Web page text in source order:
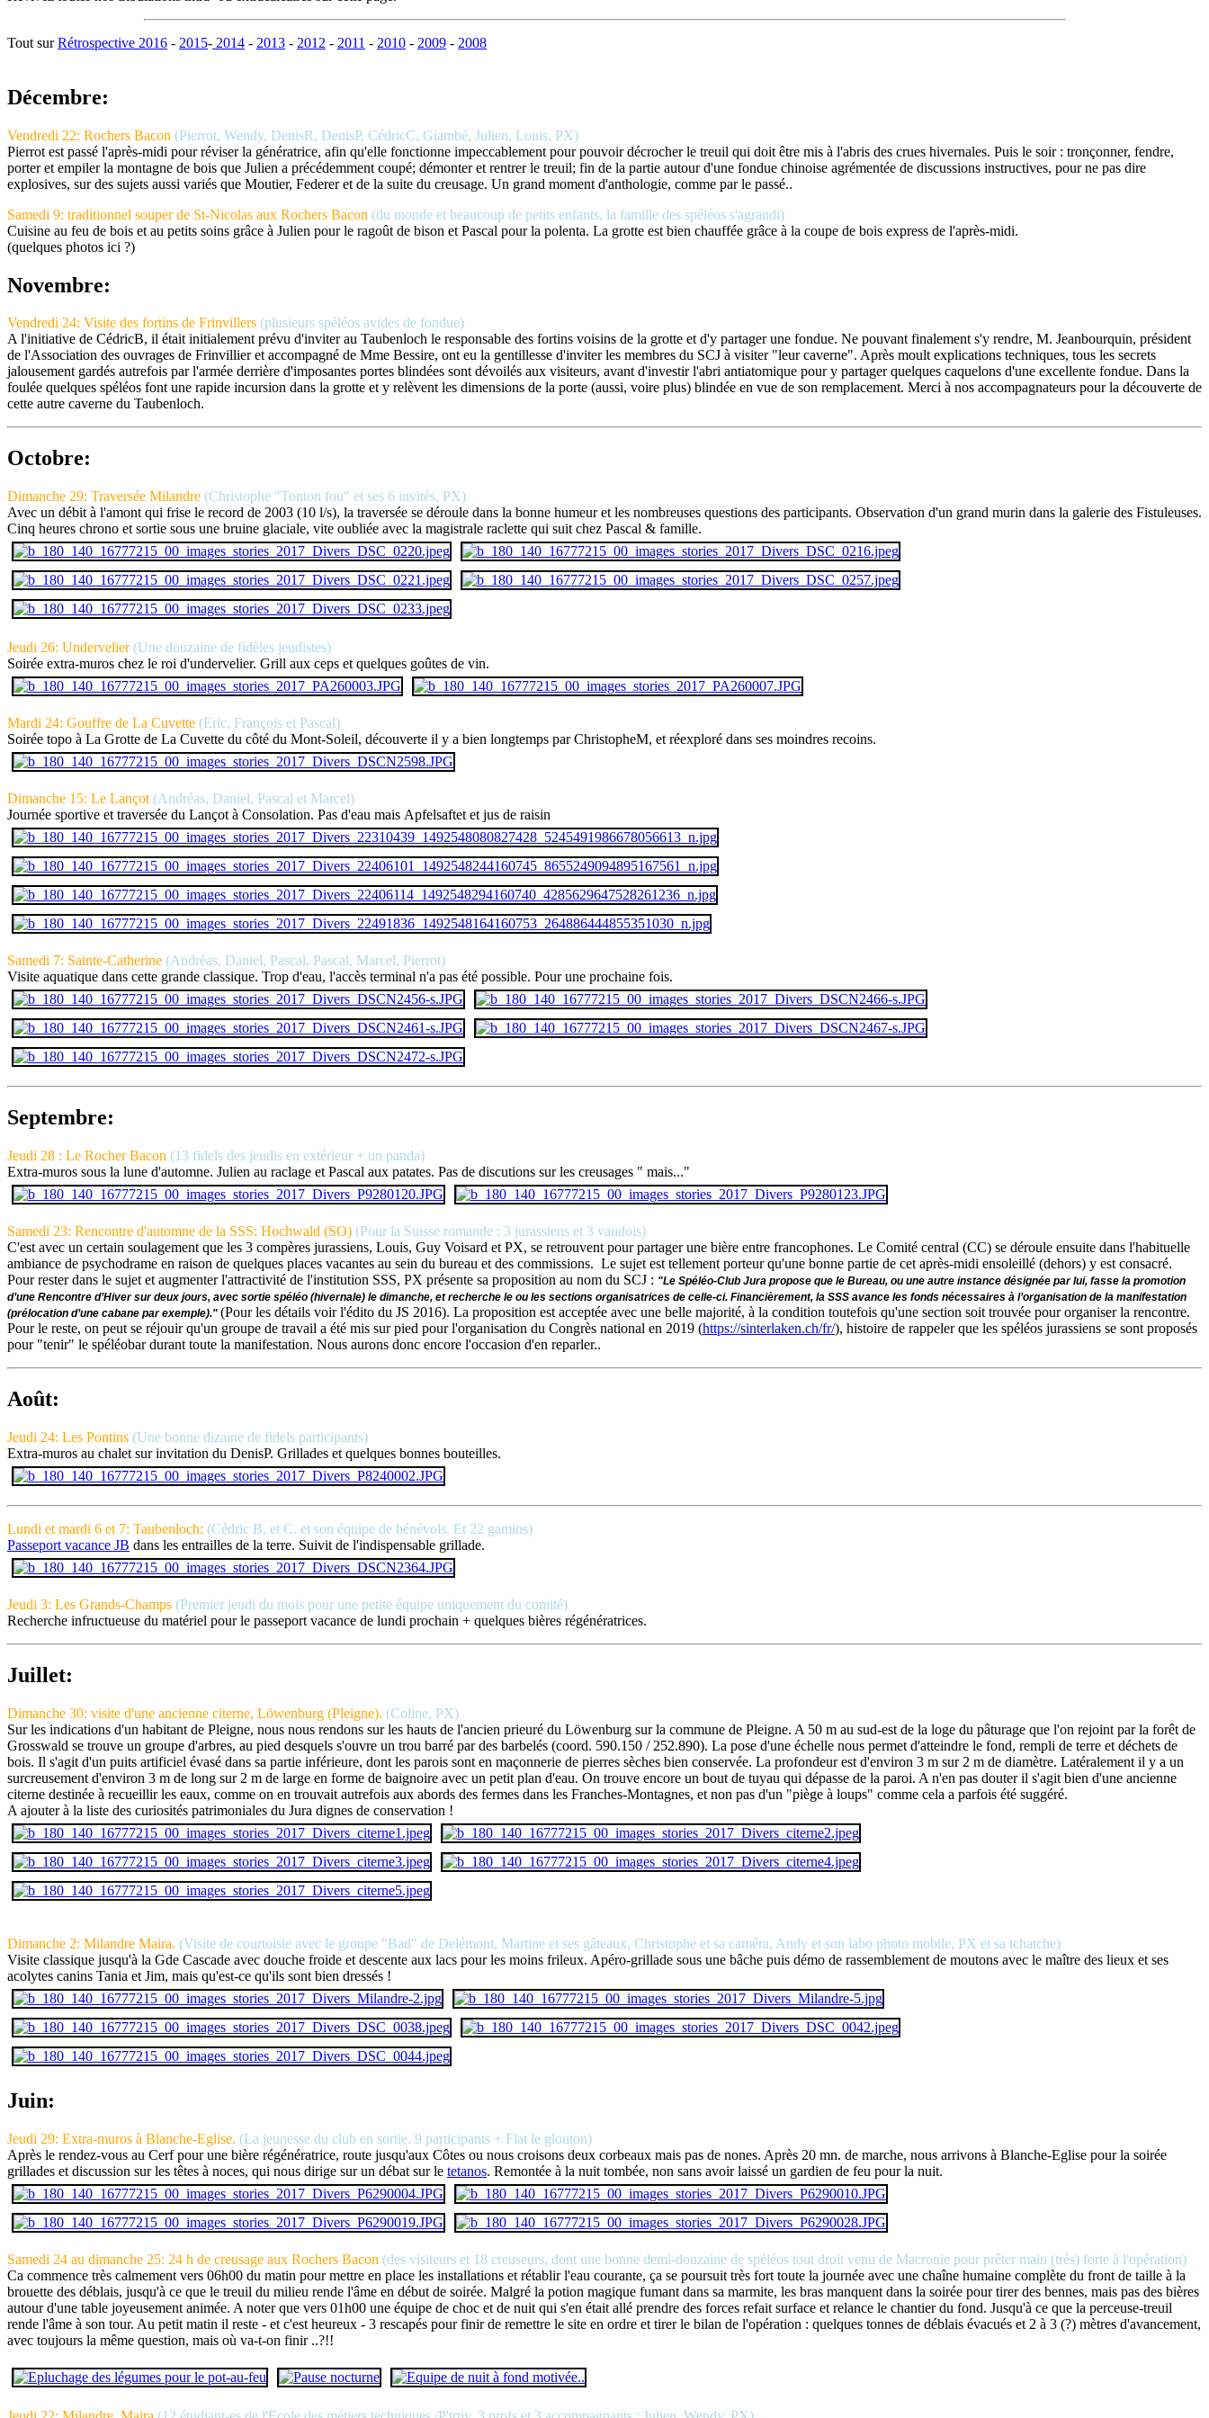
Tout surRétrospective 2016 - 2015- 2014 - 2013 - 2012 - 2011 - 2010 - 2009 - 2008
Décembre:
Vendredi 22: Rochers Bacon (Pierrot, Wendy, DenisR, DenisP, CédricC, Giambé, Julien, Louis, PX)
Pierrot est passé l'après-midi pour réviser la génératrice, afin qu'elle fonctionne impeccablement pour pouvoir décrocher le treuil qui doit être mis à l'abris des crues hivernales. Puis le soir : tronçonner, fendre,
porter et empiler la montagne de bois que Julien a précédemment coupé; démonter et rentrer le treuil; fin de la partie autour d'une fondue chinoise agrémentée de discussions instructives, pour ne pas dire
explosives, sur des sujets aussi variés que Moutier, Federer et de la suite du creusage. Un grand moment d'anthologie, comme par le passé..
Samedi 9: traditionnel souper de St-Nicolas aux Rochers Bacon (du monde et beaucoup de petits enfants, la famille des spéléos s'agrandi)
Cuisine au feu de bois et au petits soins grâce à Julien pour le ragoût de bison et Pascal pour la polenta. La grotte est bien chauffée grâce à la coupe de bois express de l'après-midi.
(quelques photos ici ?)
Novembre:
Vendredi 24: Visite des fortins de Frinvillers (plusieurs spéléos avides de fondue)
A l'initiative de CédricB, il était initialement prévu d'inviter au Taubenloch le responsable des fortins voisins de la grotte et d'y partager une fondue. Ne pouvant finalement s'y rendre, M. Jeanbourquin, président
de l'Association des ouvrages de Frinvillier et accompagné de Mme Bessire, ont eu la gentillesse d'inviter les membres du SCJ à visiter "leur caverne". Après moult explications techniques, tous les secrets
jalousement gardés autrefois par l'armée derrière d'imposantes portes blindées sont dévoilés aux visiteurs, avant d'investir l'abri antiatomique pour y partager quelques caquelons d'une excellente fondue. Dans la
foulée quelques spéléos font une rapide incursion dans la grotte et y relèvent les dimensions de la porte (aussi, voire plus) blindée en vue de son remplacement. Merci à nos accompagnateurs pour la découverte de
cette autre caverne du Taubenloch.
Octobre:
Dimanche 29: Traversée Milandre (Christophe "Tonton fou" et ses 6 invités, PX)
Avec un débit à l'amont qui frise le record de 2003 (10 l/s), la traversée se déroule dans la bonne humeur et les nombreuses questions des participants. Observation d'un grand murin dans la galerie des Fistuleuses.
Cinq heures chrono et sortie sous une bruine glaciale, vite oubliée avec la magistrale raclette qui suit chez Pascal & famille.
Jeudi 26: Undervelier(Une douzaine de fidèles jeudistes)
Soirée extra-muros chez le roi d'undervelier. Grill aux ceps et quelques goûtes de vin.
Mardi 24: Gouffre de La Cuvette (Eric, François et Pascal)
Soirée topo à La Grotte de La Cuvette du côté du Mont-Soleil, découverte il y a bien longtemps par ChristopheM, et réexploré dans ses moindres recoins.
Dimanche 15: Le Lançot (Andréas, Daniel, Pascal et Marcel)
Journée sportive et traversée du Lançot à Consolation. Pas d'eau mais Apfelsaftet et jus de raisin
Samedi 7: Sainte-Catherine (Andréas, Daniel, Pascal, Pascal, Marcel, Pierrot)
Visite aquatique dans cette grande classique. Trop d'eau, l'accès terminal n'a pas été possible. Pour une prochaine fois.
Septembre:
Jeudi 28 : Le Rocher Bacon (13 fidels des jeudis en extérieur + un panda)
Extra-muros sous la lune d'automne. Julien au raclage et Pascal aux patates. Pas de discutions sur les creusages " mais..."
Samedi 23: Rencontre d'automne de la SSS: Hochwald (SO) (Pour la Suisse romande : 3 jurassiens et 3 vaudois)
C'est avec un certain soulagement que les 3 compères jurassiens, Louis, Guy Voisard et PX, se retrouvent pour partager une bière entre francophones. Le Comité central (CC) se déroule ensuite dans l'habituelle
ambiance de psychodrame en raison de quelques places vacantes au sein du bureau et des commissions. Le sujet est tellement porteur qu'une bonne partie de cet après-midi ensoleillé (dehors) y est consacré.
Pour rester dans le sujet et augmenter l'attractivité de l'institution SSS, PX présente sa proposition au nom du SCJ : "Le Spéléo-Club Jura propose que le Bureau, ou une autre instance désignée par lui, fasse la promotion
d’une Rencontre d’Hiver sur deux jours, avec sortie spéléo (hivernale) le dimanche, et recherche le ou les sections organisatrices de celle-ci. Financièrement, la SSS avance les fonds nécessaires à l’organisation de la manifestation
(prélocation d’une cabane par exemple)." (Pour les détails voir l'édito du JS 2016). La proposition est acceptée avec une belle majorité, à la condition toutefois qu'une section soit trouvée pour organiser la rencontre.
Pour le reste, on peut se réjouir qu'un groupe de travail a été mis sur pied pour l'organisation du Congrès national en 2019 (https://sinterlaken.ch/fr/), histoire de rappeler que les spéléos jurassiens se sont proposés
pour "tenir" le spéléobar durant toute la manifestation. Nous aurons donc encore l'occasion d'en reparler..
Août:
Jeudi 24: Les Pontins (Une bonne dizaine de fidels participants)
Extra-muros au chalet sur invitation du DenisP. Grillades et quelques bonnes bouteilles.
Lundi et mardi 6 et 7: Taubenloch: (Cédric B. et C. et son équipe de bénévols. Et 22 gamins)
Passeport vacance JB dans les entrailles de la terre. Suivit de l'indispensable grillade.
Jeudi 3: Les Grands-Champs (Premier jeudi du mois pour une petite équipe uniquement du comité)
Recherche infructueuse du matériel pour le passeport vacance de lundi prochain + quelques bières régénératrices.
Juillet:
Dimanche 30: visite d'une ancienne citerne, Löwenburg (Pleigne). (Coline, PX)
Sur les indications d'un habitant de Pleigne, nous nous rendons sur les hauts de l'ancien prieuré du Löwenburg sur la commune de Pleigne. A 50 m au sud-est de la loge du pâturage que l'on rejoint par la forêt de
Grosswald se trouve un groupe d'arbres, au pied desquels s'ouvre un trou barré par des barbelés (coord. 590.150 / 252.890). La pose d'une échelle nous permet d'atteindre le fond, rempli de terre et déchets de
bois. Il s'agit d'un puits artificiel évasé dans sa partie inférieure, dont les parois sont en maçonnerie de pierres sèches bien conservée. La profondeur est d'environ 3 m sur 2 m de diamètre. Latéralement il y a un
surcreusement d'environ 3 m de long sur 2 m de large en forme de baignoire avec un petit plan d'eau. On trouve encore un bout de tuyau qui dépasse de la paroi. A n'en pas douter il s'agit bien d'une ancienne
citerne destinée à recueillir les eaux, comme on en trouvait autrefois aux abords des fermes dans les Franches-Montagnes, et non pas d'un "piège à loups" comme cela a parfois été suggéré.
A ajouter à la liste des curiosités patrimoniales du Jura dignes de conservation !
Dimanche 2: Milandre Maira. (Visite de courtoisie avec le groupe "Bad" de Delémont, Martine et ses gâteaux, Christophe et sa caméra, Andy et son labo photo mobile, PX et sa tchatche)
Visite classique jusqu'à la Gde Cascade avec douche froide et descente aux lacs pour les moins frileux. Apéro-grillade sous une bâche puis démo de rassemblement de moutons avec le maître des lieux et ses
acolytes canins Tania et Jim, mais qu'est-ce qu'ils sont bien dressés !
Juin:
Jeudi 29: Extra-muros à Blanche-Eglise. (La jeunesse du club en sortie. 9 participants + Flat le glouton)
Après le rendez-vous au Cerf pour une bière régénératrice, route jusqu'aux Côtes ou nous croisons deux corbeaux mais pas de nones. Après 20 mn. de marche, nous arrivons à Blanche-Eglise pour la soirée
grillades et discussion sur les têtes à noces, qui nous dirige sur un débat sur le tetanos. Remontée à la nuit tombée, non sans avoir laissé un gardien de feu pour la nuit.
Samedi 24 au dimanche 25: 24 h de creusage aux Rochers Bacon (des visiteurs et 18 creuseurs, dont une bonne demi-douzaine de spéléos tout droit venu de Macronie pour prêter main (très) forte à l'opération)
Ca commence très calmement vers 06h00 du matin pour mettre en place les installations et rétablir l'eau courante, ça se poursuit très fort toute la journée avec une chaîne humaine complète du front de taille à la
brouette des déblais, jusqu'à ce que le treuil du milieu rende l'âme en début de soirée. Malgré la potion magique fumant dans sa marmite, les bras manquent dans la soirée pour tirer des bennes, mais pas des bières
autour d'une table joyeusement animée. A noter que vers 01h00 une équipe de choc et de nuit qui s'en était allé prendre des forces refait surface et relance le chantier du fond. Jusqu'à ce que la perceuse-treuil
rende l'âme à son tour. Au petit matin il reste - et c'est heureux - 3 rescapés pour finir de remettre le site en ordre et tirer le bilan de l'opération : quelques tonnes de déblais évacués et 2 à 3 (?) mètres d'avancement,
avec toujours la même question, mais où va-t-on finir ..?!!